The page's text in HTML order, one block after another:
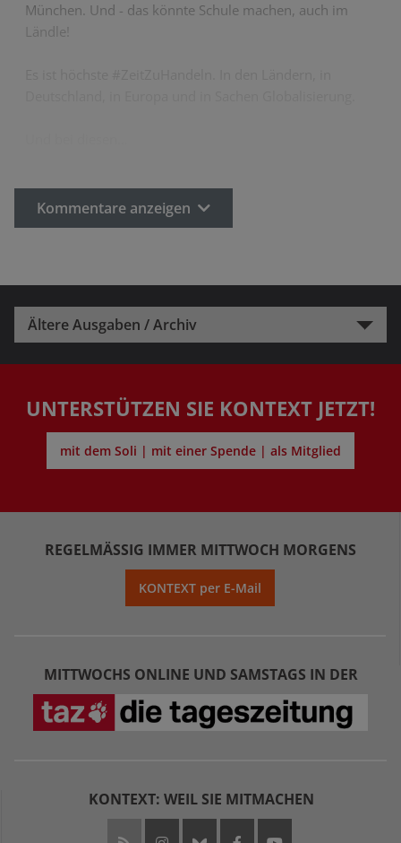
München. Und - das könnte Schule machen, auch im
Ländle!
Kommentare anzeigen
Ältere Ausgaben / Archiv
UNTERSTÜTZEN SIE KONTEXT JETZT!
mit dem Soli | mit einer Spende | als Mitglied
REGELMÄSSIG IMMER MITTWOCH MORGENS
KONTEXT per E-Mail
MITTWOCHS ONLINE UND SAMSTAGS IN DER
KONTEXT: WEIL SIE MITMACHEN